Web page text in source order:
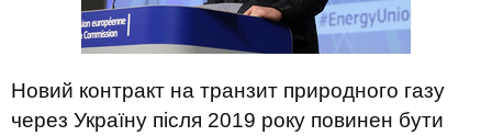
Новий контракт на транзит природного газу
через Україну після 2019 року повинен бути